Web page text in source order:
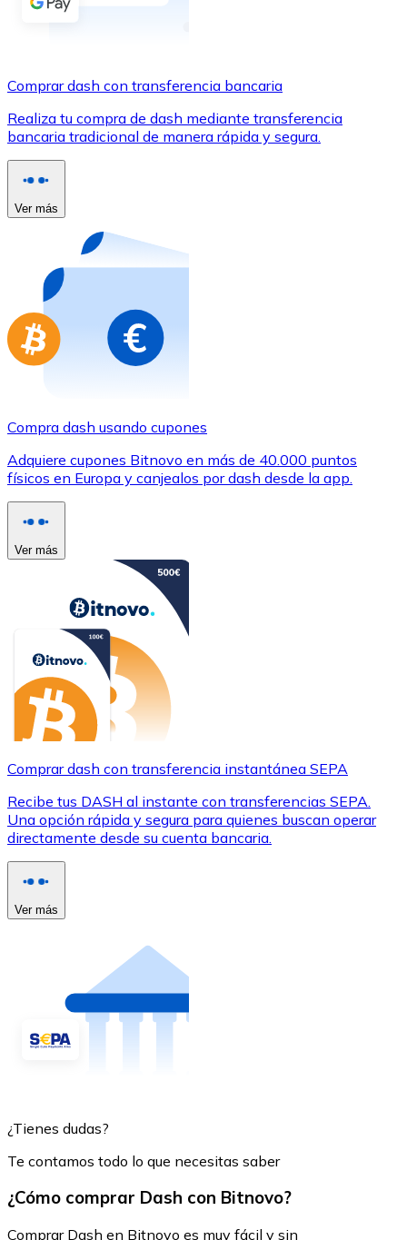
Utiliza tarjetas Visa y Mastercard para comprar
Comprar con tarjeta
Tienda - Tarjetas regalo
Compra tarjetas regalo de tus marcas favoritas con
Ir a la tienda de tarjetas regalo
Comprar dash con transferencia bancaria
Realiza tu compra de dash mediante transferencia
bancaria tradicional de manera rápida y segura.
Ver más
Compra dash usando cupones
Adquiere cupones Bitnovo en más de 40.000 puntos
físicos en Europa y canjealos por dash desde la app.
Ver más
Comprar dash con transferencia instantánea SEPA
Recibe tus DASH al instante con transferencias SEPA.
Una opción rápida y segura para quienes buscan operar
directamente desde su cuenta bancaria.
Ver más
¿Tienes dudas?
Te contamos todo lo que necesitas saber
¿Cómo comprar Dash con Bitnovo?
Comprar Dash en Bitnovo es muy fácil y sin